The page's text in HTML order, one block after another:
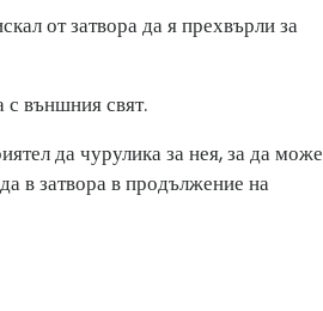
от затвора да я прехвърли за
външния свят.
да чурулика за нея, за да може
в затвора в продължение на